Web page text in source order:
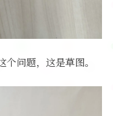
问题，这是草图。